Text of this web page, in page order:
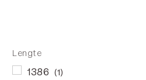
Lengte
1386 (1)